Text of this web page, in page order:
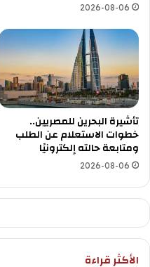
2026-08-06
تأشيرة البحرين للمصريين..
خطوات الاستعلام عن الطلب
ومتابعة حالته إلكترونيًا
2026-08-06
الأكثر قراءة